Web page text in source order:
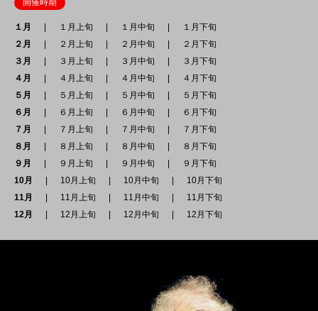
１月 １月上旬 １月中旬
１月下旬
２月
２月上旬 ２月中旬
２月下旬
３月
３月上旬 ３月中旬
３月下旬
４月
４月上旬 ４月中旬
４月下旬
５月
５月上旬 ５月中旬
５月下旬
６月
６月上旬 ６月中旬
６月下旬
７月
７月上旬 ７月中旬
７月下旬
８月
８月上旬 ８月中旬
８月下旬
９月
９月上旬 ９月中旬
９月下旬
10月
10月上旬 10月中旬
10月下旬
11月
11月上旬 11月中旬
11月下旬
12月
12月上旬 12月中旬 12月下旬